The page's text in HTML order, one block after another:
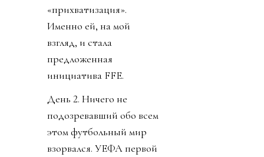
«прихватизация».
Именно ей, на мой
взгляд, и стала
предложенная
инициатива FFE.
День 2. Ничего не
подозревавший обо всем
этом футбольный мир
взорвался. УЕФА первой